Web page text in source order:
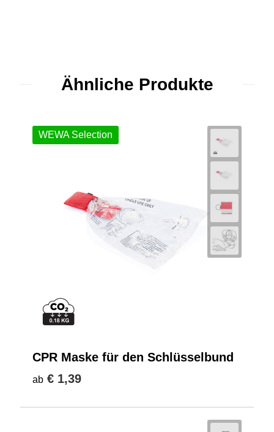
Ähnliche Produkte
WEWA Selection
CPR Maske für den Schlüsselbund
ab € 1,39